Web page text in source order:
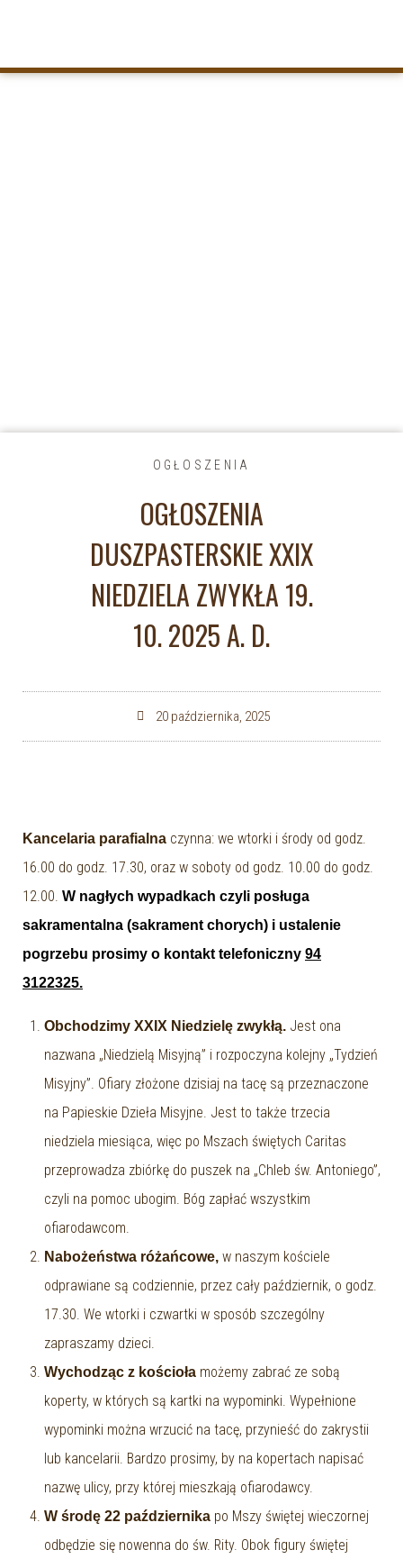
OGŁOSZENIA
OGŁOSZENIA
DUSZPASTERSKIE XXIX
NIEDZIELA ZWYKŁA 19.
10. 2025 A. D.
20 października, 2025
Kancelaria parafialna czynna: we wtorki i środy od godz.
16.00 do godz. 17.30, oraz w soboty od godz. 10.00 do godz.
12.00. W nagłych wypadkach czyli posługa
sakramentalna (sakrament chorych) i ustalenie
pogrzebu prosimy o kontakt telefoniczny 94
3122325.
Obchodzimy XXIX Niedzielę zwykłą. Jest ona
nazwana „Niedzielą Misyjną” i rozpoczyna kolejny „Tydzień
Misyjny”. Ofiary złożone dzisiaj na tacę są przeznaczone
na Papieskie Dzieła Misyjne. Jest to także trzecia
niedziela miesiąca, więc po Mszach świętych Caritas
przeprowadza zbiórkę do puszek na „Chleb św. Antoniego”,
czyli na pomoc ubogim. Bóg zapłać wszystkim
ofiarodawcom.
Nabożeństwa różańcowe, w naszym kościele
odprawiane są codziennie, przez cały październik, o godz.
17.30. We wtorki i czwartki w sposób szczególny
zapraszamy dzieci.
Wychodząc z kościoła możemy zabrać ze sobą
koperty, w których są kartki na wypominki. Wypełnione
wypominki można wrzucić na tacę, przynieść do zakrystii
lub kancelarii. Bardzo prosimy, by na kopertach napisać
nazwę ulicy, przy której mieszkają ofiarodawcy.
W środę 22 października po Mszy świętej wieczornej
odbędzie się nowenna do św. Rity. Obok figury świętej